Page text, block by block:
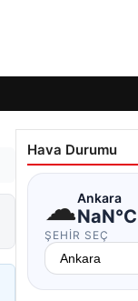
Hava Durumu
☁Ankara
NaN°C
ŞEHIR SEÇ